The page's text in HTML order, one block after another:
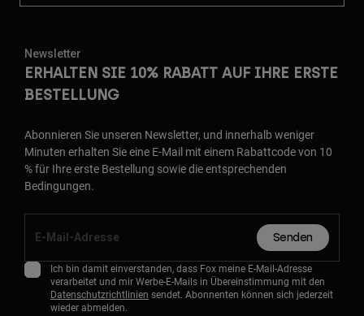
Newsletter
ERHALTEN SIE 10% RABATT AUF IHRE ERSTE
BESTELLUNG
Abonnieren Sie unseren Newsletter, und innerhalb weniger
Minuten erhalten Sie eine E-Mail mit einem Rabattcode von 10
% für Ihre erste Bestellung sowie die entsprechenden
Bedingungen.
Senden
Ich bin damit einverstanden, dass Fox meine E-Mail-Adresse
verarbeitet und mir Werbe-E-Mails in Übereinstimmung mit den
Datenschutzrichtlinien sendet. Abonnenten können sich jederzeit
wieder abmelden.